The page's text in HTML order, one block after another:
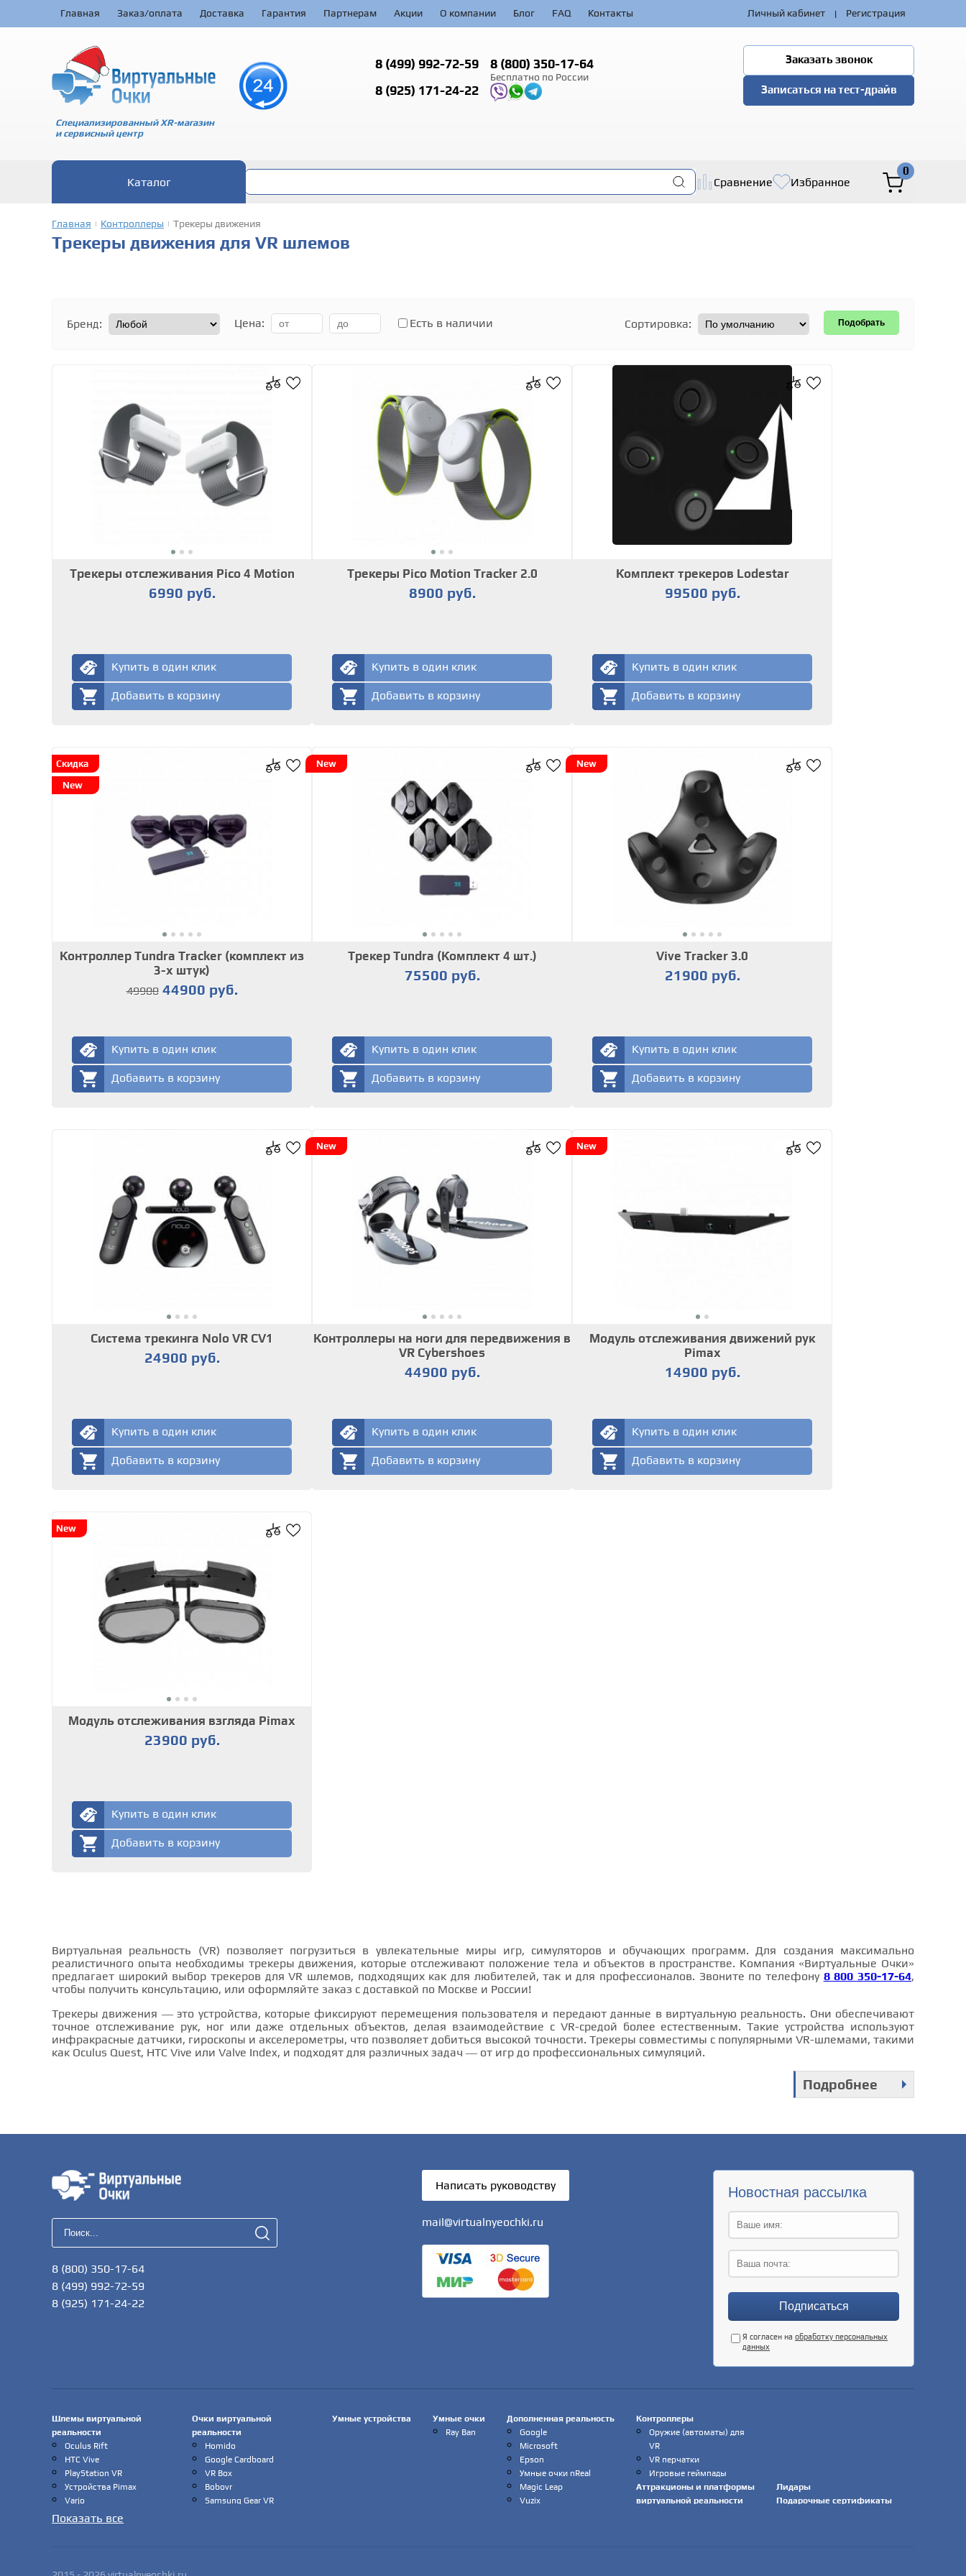
Главная Заказ/оплата Доставка Гарантия Партнерам Акции О компании Блог FAQ Контакты Личный кабинет | Регистрация
Специализированный XR-магазин
и сервисный центр
8 (499) 992-72-59 8 (800) 350-17-64
Бесплатно по России
8 (925) 171-24-22
Заказать звонок
Записаться на тест-драйв
Каталог Сравнение Избранное
0
Главная Контроллеры Трекеры движения
Трекеры движения для VR шлемов
Бренд: Цена: Есть в наличии Сортировка:
Трекеры отслеживания Pico 4 Motion
6990 руб.
Купить в один клик
Добавить в корзину
Трекеры Pico Motion Tracker 2.0
8900 руб.
Купить в один клик
Добавить в корзину
Комплект трекеров Lodestar
99500 руб.
Купить в один клик
Добавить в корзину
Скидка
New
Контроллер Tundra Tracker (комплект из
3-х штук)
4990044900 руб.
Купить в один клик
Добавить в корзину
New
Трекер Tundra (Комплект 4 шт.)
75500 руб.
Купить в один клик
Добавить в корзину
New
Vive Tracker 3.0
21900 руб.
Купить в один клик
Добавить в корзину
Система трекинга Nolo VR CV1
24900 руб.
Купить в один клик
Добавить в корзину
New
Контроллеры на ноги для передвижения в
VR Cybershoes
44900 руб.
Купить в один клик
Добавить в корзину
New
Модуль отслеживания движений рук
Pimax
14900 руб.
Купить в один клик
Добавить в корзину
New
Модуль отслеживания взгляда Pimax
23900 руб.
Купить в один клик
Добавить в корзину
Виртуальная реальность (VR) позволяет погрузиться в увлекательные миры игр, симуляторов и обучающих программ. Для создания максимально
реалистичного опыта необходимы трекеры движения, которые отслеживают положение тела и объектов в пространстве. Компания «Виртуальные Очки»
предлагает широкий выбор трекеров для VR шлемов, подходящих как для любителей, так и для профессионалов. Звоните по телефону 8 800 350-17-64,
чтобы получить консультацию, или оформляйте заказ с доставкой по Москве и России!
Трекеры движения — это устройства, которые фиксируют перемещения пользователя и передают данные в виртуальную реальность. Они обеспечивают
точное отслеживание рук, ног или даже отдельных объектов, делая взаимодействие с VR-средой более естественным. Такие устройства используют
инфракрасные датчики, гироскопы и акселерометры, что позволяет добиться высокой точности. Трекеры совместимы с популярными VR-шлемами, такими
как Oculus Quest, HTC Vive или Valve Index, и подходят для различных задач — от игр до профессиональных симуляций.
Подробнее
8 (800) 350-17-64
8 (499) 992-72-59
8 (925) 171-24-22
Написать руководству
mail@virtualnyeochki.ru
Новостная рассылка
Я согласен на обработку персональных
данных
Шлемы виртуальной
реальности
Oculus Rift
HTC Vive
PlayStation VR
Устройства Pimax
Varjo
Valveik
Очки виртуальной
реальности
Homido
Google Cardboard
VR Box
Bobovr
Samsung Gear VR
Умные устройства
Умные очки
Ray Ban
Дополненная реальность
Google
Microsoft
Epson
Умные очки nReal
Magic Leap
Vuzix
Контроллеры
Оружие (автоматы) для
VR
VR перчатки
Игровые геймпады
Аттракционы и платформы
виртуальной реальности
Лидары
Подарочные сертификаты
Показать все